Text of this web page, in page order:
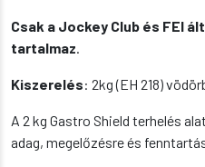
Csak a Jockey Club és FEI
tartalmaz.
Kiszerelés: 2kg (EH 218)
A 2 kg Gastro Shield terhelés
adag, megelőzésre és